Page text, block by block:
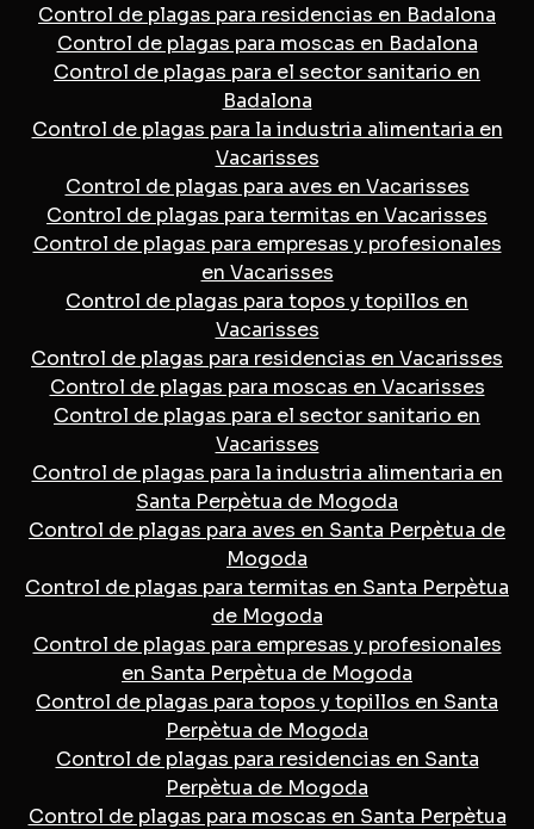
Control de plagas para residencias en Badalona
Control de plagas para moscas en Badalona
Control de plagas para el sector sanitario en
Badalona
Control de plagas para la industria alimentaria en
Vacarisses
Control de plagas para aves en Vacarisses
Control de plagas para termitas en Vacarisses
Control de plagas para empresas y profesionales
en Vacarisses
Control de plagas para topos y topillos en
Vacarisses
Control de plagas para residencias en Vacarisses
Control de plagas para moscas en Vacarisses
Control de plagas para el sector sanitario en
Vacarisses
Control de plagas para la industria alimentaria en
Santa Perpètua de Mogoda
Control de plagas para aves en Santa Perpètua de
Mogoda
Control de plagas para termitas en Santa Perpètua
de Mogoda
Control de plagas para empresas y profesionales
en Santa Perpètua de Mogoda
Control de plagas para topos y topillos en Santa
Perpètua de Mogoda
Control de plagas para residencias en Santa
Perpètua de Mogoda
Control de plagas para moscas en Santa Perpètua